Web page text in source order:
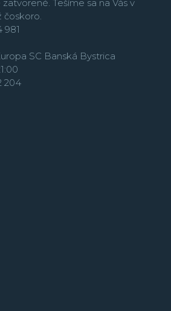
alebo majú perleťové
sú ďalej zastúpené najmä v
Tešíme sa na Vás v
čoskoro.
981
SC Banská Bystrica
204